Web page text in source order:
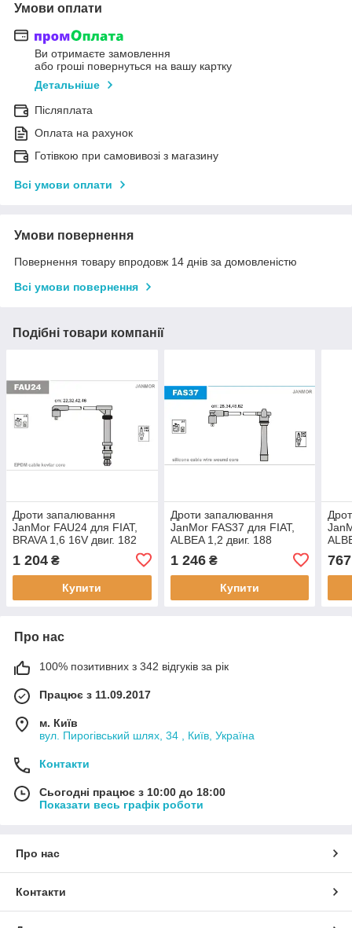
Умови оплати
Ви отримаєте замовлення
або гроші повернуться на вашу картку
Детальніше
Післяплата
Оплата на рахунок
Готівкою при самовивозі з магазину
Всі умови оплати
Умови повернення
Повернення товару впродовж 14 днів за домовленістю
Всі умови повернення
Подібні товари компанії
Дроти запалювання
JanMor FAU24 для FIAT,
BRAVA 1,6 16V двиг. 182
DOBLO 1,6 двиг. 182
B6.000, MAREA 1,6 100
1 204 ₴
Купити
Дроти запалювання
JanMor FAS37 для FIAT,
ALBEA 1,2 двиг. 188
1,2 16V 80 двиг. 182
B2.000, 188 A5.000,
1 246₴
Купити
1,2
767
Про нас
100% позитивних з 342 відгуків за рік
Працює з 11.09.2017
м. Київ
вул. Пирогівський шлях, 34 , Київ, Україна
Контакти
Сьогодні працює з 10:00 до 18:00
Показати весь графік роботи
Про нас
Контакти